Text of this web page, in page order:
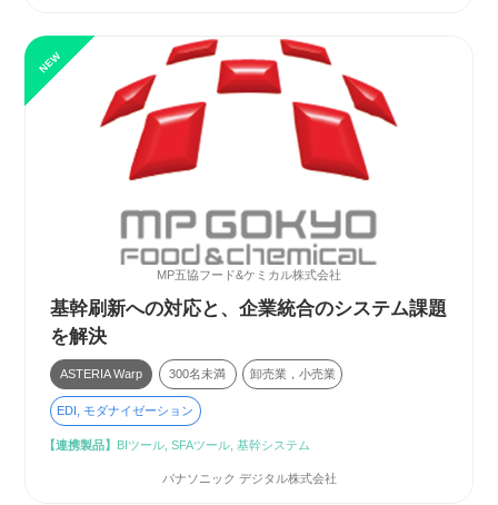
MP五協フード&ケミカル株式会社
基幹刷新への対応と、企業統合のシステム課題
を解決
ASTERIA Warp 300名未満 卸売業，小売業
EDI, モダナイゼーション
【連携製品】 BIツール, SFAツール, 基幹システム
パナソニック デジタル株式会社